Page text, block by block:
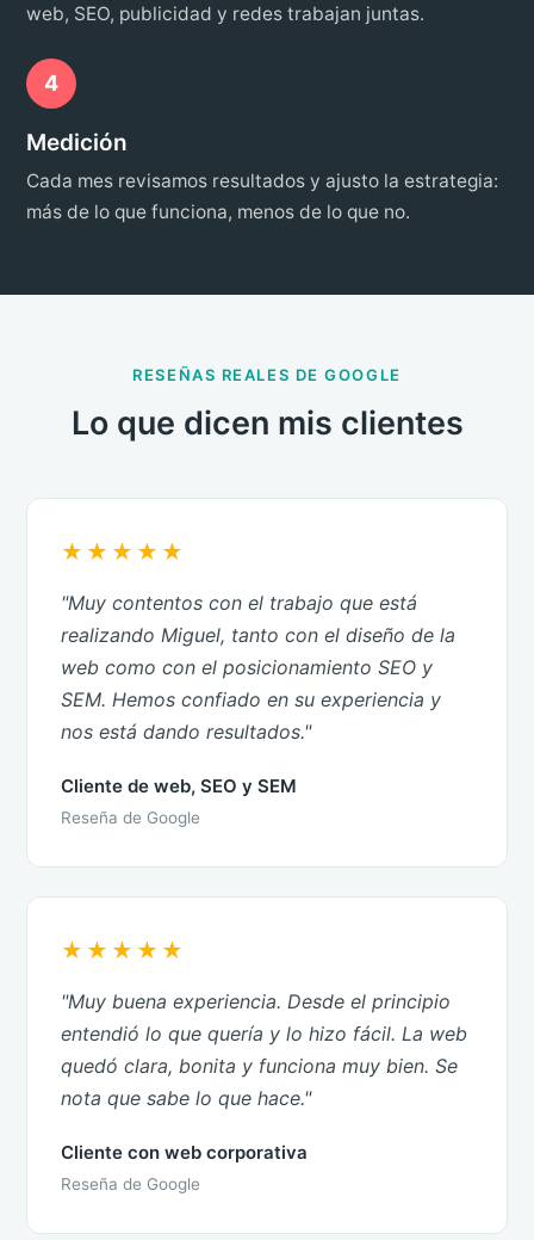
web, SEO, publicidad y redes trabajan juntas.
4
Medición
Cada mes revisamos resultados y ajusto la estrategia:
más de lo que funciona, menos de lo que no.
RESEÑAS REALES DE GOOGLE
Lo que dicen mis clientes
★★★★★
"Muy contentos con el trabajo que está
realizando Miguel, tanto con el diseño de la
web como con el posicionamiento SEO y
SEM. Hemos confiado en su experiencia y
nos está dando resultados."
Cliente de web, SEO y SEM
Reseña de Google
★★★★★
"Muy buena experiencia. Desde el principio
entendió lo que quería y lo hizo fácil. La web
quedó clara, bonita y funciona muy bien. Se
nota que sabe lo que hace."
Cliente con web corporativa
Reseña de Google